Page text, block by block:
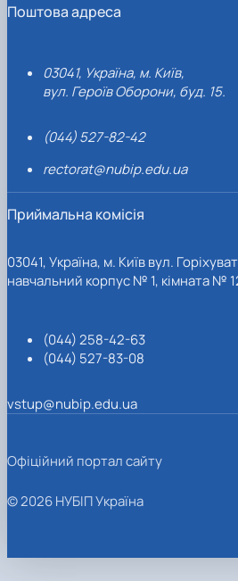
Поштова адреса
03041, Україна, м. Київ,
вул. Героїв Оборони, буд. 15.
(044) 527-82-42
rectorat@nubip.edu.ua
Приймальна комісія
03041, Україна, м. Київ вул.
навчальний корпус № 1, кімната №
(044) 258-42-63
(044) 527-83-08
vstup@nubip.edu.ua
Офіційний портал сайту
© 2026 НУБІП Україна